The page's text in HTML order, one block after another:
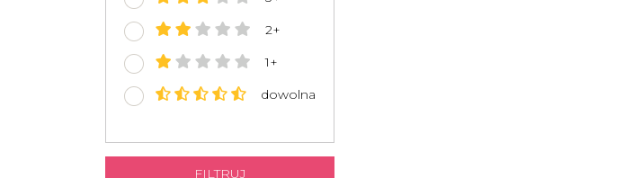
2+
1+
dowolna
FILTRUJ